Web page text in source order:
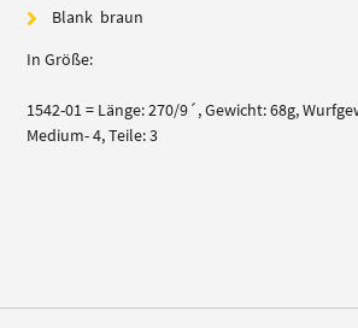
Blank braun
In Größe:
1542-01 = Länge: 270/9´, Gewicht: 68g,
Medium- 4, Teile: 3